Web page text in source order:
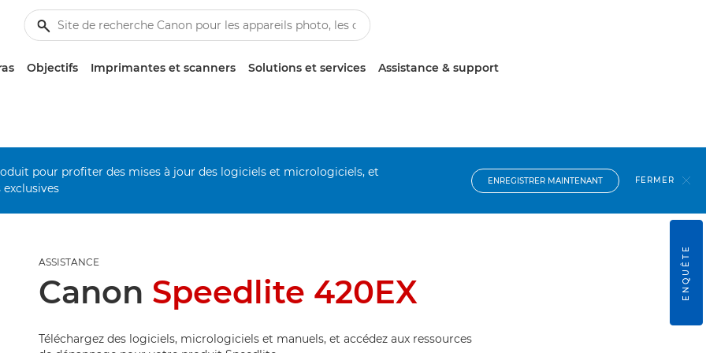
Objectifs Imprimantes et scanners Solutions et services Assistance & support
pour profiter des mises à jour des logiciels et micrologiciels, et
ENREGISTRER MAINTENANT FERMER
ASSISTANCE
Canon Speedlite 420EX
Téléchargez des logiciels, micrologiciels et manuels, et accédez aux ressources
ENQUÊTE